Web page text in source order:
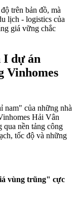
trên bản đồ, mà
lịch - logistics của
giá vững chắc
I dự án
Vinhomes
nam" của những nhà
Hải Vân
qua nền tảng công
tốc độ và những
vùng trũng" cực